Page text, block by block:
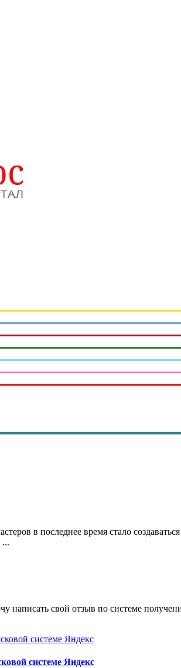
в последнее время стало
...
написать свой отзыв по системе
системе Яндекс